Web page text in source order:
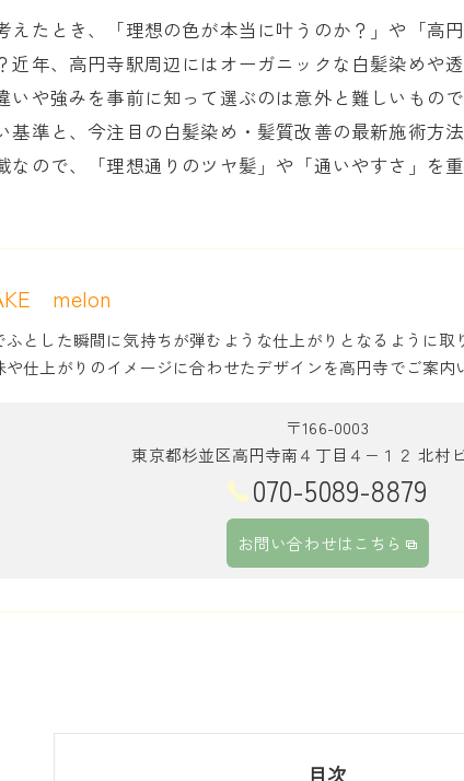
たとき、「理想の色が本当に叶うのか？」や「高
近年、高円寺駅周辺にはオーガニックな白髪染めや
いや強みを事前に知って選ぶのは意外と難しいもの
基準と、今注目の白髪染め・髪質改善の最新施術方
ので、「理想通りのツヤ髪」や「通いやすさ」を
melon
ふとした瞬間に気持ちが弾むような仕上がりとなるように
仕上がりのイメージに合わせたデザインを高円寺でご案内
〒166-0003
東京都杉並区高円寺南４丁目４−１２ 北村
070-5089-8879
お問い合わせはこちら
目次